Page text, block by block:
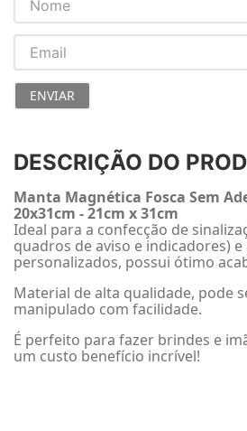
ENVIAR
DESCRIÇÃO DO
Manta Magnética Fosca Sem
20x31cm - 21cm x 31cm
Ideal para a confecção de
quadros de aviso e indicadores)
personalizados, possui ótimo
Material de alta qualidade, pode
manipulado com facilidade.
É perfeito para fazer brindes e
um custo benefício incrível!